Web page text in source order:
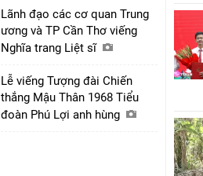
Lãnh đạo các cơ quan Trung
ương và TP Cần Thơ viếng
Nghĩa trang Liệt sĩ
Lễ viếng Tượng đài Chiến
thắng Mậu Thân 1968 Tiểu
đoàn Phú Lợi anh hùng